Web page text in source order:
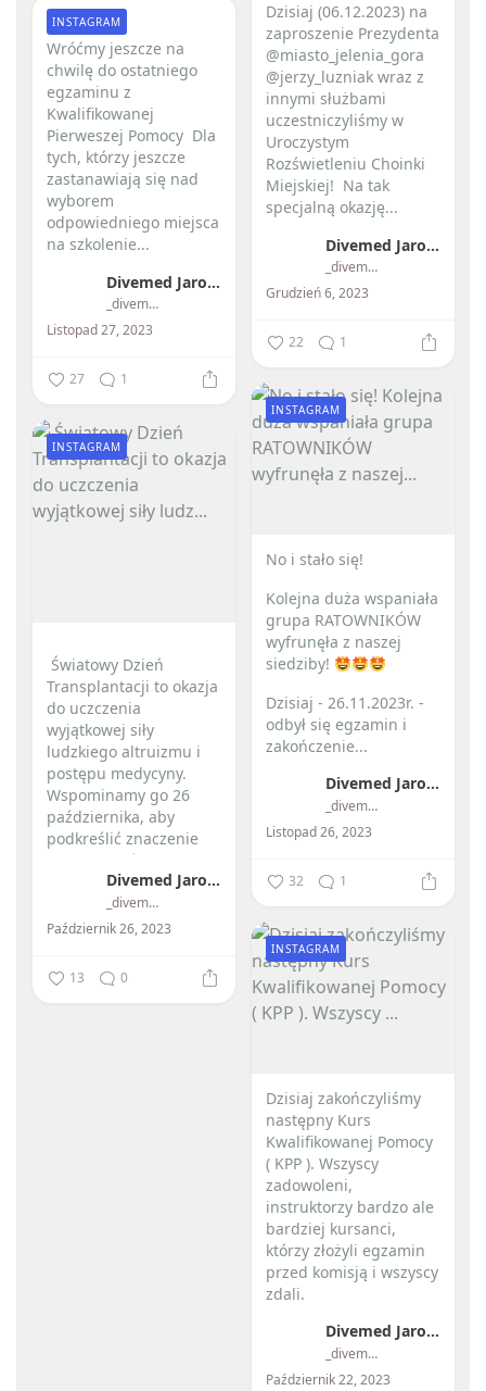
Dzisiaj (06.12.2023) na
zaproszenie Prezydenta
@miasto_jelenia_gora
@jerzy_luzniak wraz z
innymi służbami
uczestniczyliśmy w
Uroczystym
Rozświetleniu Choinki
Miejskiej! ️ Na tak
specjalną okazję...
Divemed Jarosław Przybylski
_divemed_
Grudzień 6, 2023
22 1
Wróćmy jeszcze na
chwilę do ostatniego
egzaminu z
Kwalifikowanej
Pierweszej Pomocy ️ Dla
tych, którzy jeszcze
zastanawiają się nad
wyborem
odpowiedniego miejsca
na szkolenie...
Divemed Jarosław Przybylski
_divemed_
Listopad 27, 2023
INSTAGRAM
27 1
No i stało się! ️
Kolejna duża wspaniała
grupa RATOWNIKÓW
wyfrunęła z naszej
siedziby!
Dzisiaj - 26.11.2023r. -
odbył się egzamin i
zakończenie...
Divemed Jarosław Przybylski
_divemed_
Listopad 26, 2023
INSTAGRAM
32 1
️ Światowy Dzień
Transplantacji to okazja
do uczczenia
wyjątkowej siły
ludzkiego altruizmu i
postępu medycyny. ️
Wspominamy go 26
października, aby
podkreślić znaczenie
przeszczepów...
Divemed Jarosław Przybylski
_divemed_
Październik 26, 2023
INSTAGRAM
13 0
Dzisiaj zakończyliśmy
następny Kurs
Kwalifikowanej Pomocy
( KPP ). Wszyscy
zadowoleni,
instruktorzy bardzo ale
bardziej kursanci,
którzy złożyli egzamin
przed komisją i wszyscy
zdali.
Divemed Jarosław Przybylski
_divemed_
Październik 22, 2023
INSTAGRAM